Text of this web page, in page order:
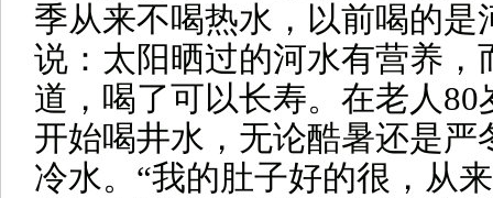
季从来不喝热水，以前喝的是
说：太阳晒过的河水有营养，
道，喝了可以长寿。在老人
开始喝井水，无论酷暑还是严
冷水。“我的肚子好的很，从